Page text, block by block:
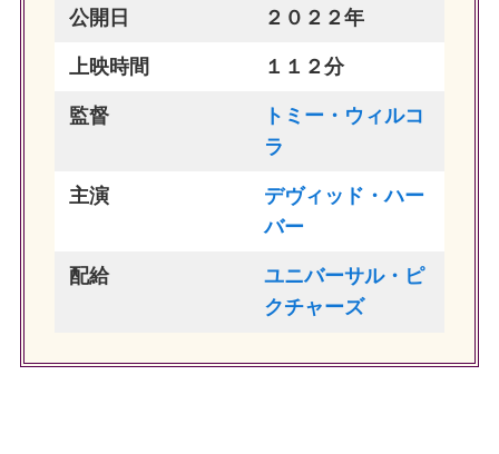
公開日 ２０２２年
上映時間 １１２分
監督
トミー・ウィルコ
ラ
主演
デヴィッド・ハー
バー
配給
ユニバーサル・ピ
クチャーズ